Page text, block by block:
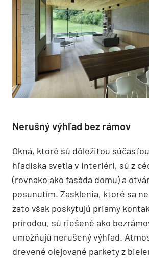
Nerušný výhľad bez rámov
Okná, ktoré sú dôležitou
hľadiska svetla v interiéri, sú z
(rovnako ako fasáda domu) a
posunutím. Zasklenia, ktoré sa
zato však poskytujú priamy
prírodou, sú riešené ako
umožňujú nerušený výhľad.
drevené olejované parkety z